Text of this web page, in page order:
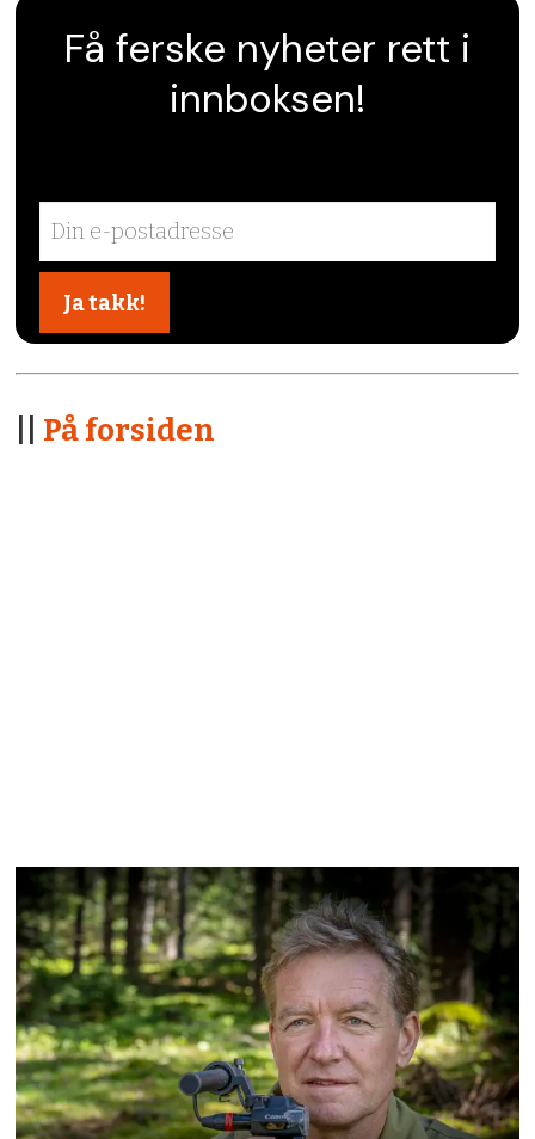
Få ferske nyheter rett i
innboksen!
På forsiden